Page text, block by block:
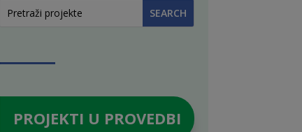
PROJEKTI U PROVEDBI